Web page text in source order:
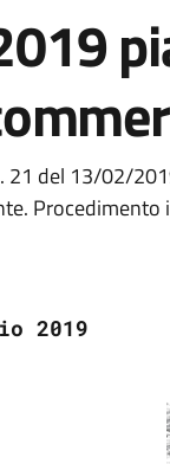
21 del 13/02/
2019